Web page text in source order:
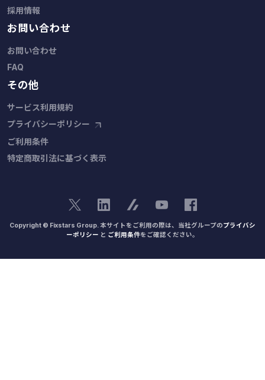
採用情報
お問い合わせ
お問い合わせ
FAQ
その他
サービス利用規約
プライバシーポリシー
ご利用条件
特定商取引法に基づく表示
Copyright © Fixstars Group. 本サイトをご利用の際は、当社グループのプライバシ
ーポリシー と ご利用条件をご確認ください。